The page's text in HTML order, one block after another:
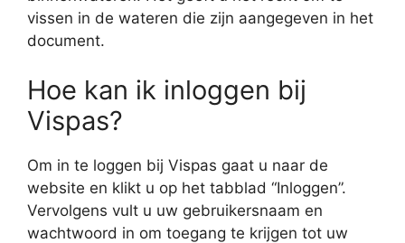
vissen in de wateren die zijn aangegeven in het
document.
Hoe kan ik inloggen bij
Vispas?
Om in te loggen bij Vispas gaat u naar de
website en klikt u op het tabblad “Inloggen”.
Vervolgens vult u uw gebruikersnaam en
wachtwoord in om toegang te krijgen tot uw